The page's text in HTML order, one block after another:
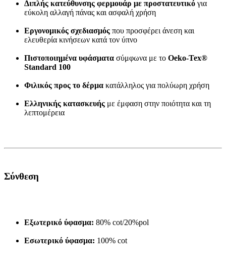
Διπλής κατεύθυνσης φερμουάρ με προστατευτικό για
εύκολη αλλαγή πάνας και ασφαλή χρήση
Εργονομικός σχεδιασμός που προσφέρει άνεση και
ελευθερία κινήσεων κατά τον ύπνο
Πιστοποιημένα υφάσματα σύμφωνα με το Oeko-Tex®
Standard 100
Φιλικός προς το δέρμα κατάλληλος για πολύωρη χρήση
Ελληνικής κατασκευής με έμφαση στην ποιότητα και τη
λεπτομέρεια
Σύνθεση
Εξωτερικό ύφασμα: 80% cot/20%pol
Εσωτερικό ύφασμα: 100% cot